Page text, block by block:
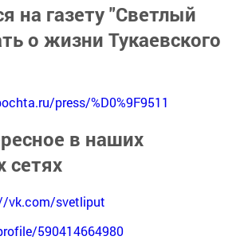
на газету "Светлый
о жизни Тукаевского
press/%D0%9F9511
в наших
сетях
vk.com/svetliput
590414664980